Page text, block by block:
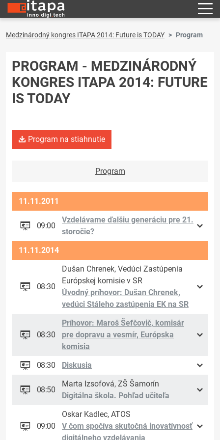
Medzinárodný kongres ITAPA 2014: Future is TODAY Program
PROGRAM - MEDZINÁRODNÝ
KONGRES ITAPA 2014: FUTURE
IS TODAY
Program na stiahnutie
Program
11.11.2011
09:00
Vzdelávame ďalšiu generáciu pre 21.
storočie?
11.11.2014
08:30
Dušan Chrenek, Vedúci Zastúpenia
Európskej komisie v SR
Úvodný príhovor: Dušan Chrenek,
vedúci Stáleho zastúpenia EK na SR
08:30
Príhovor: Maroš Šefčovič, komisár
pre dopravu a vesmír, Európska
komisia
08:30
Diskusia
08:50
Marta Izsofová, ZŠ Šamorín
Digitálna škola. Pohľad učiteľa
09:00
Oskar Kadlec, ATOS
V čom spočíva skutočná inovatívnosť
digitálneho vzdelávania